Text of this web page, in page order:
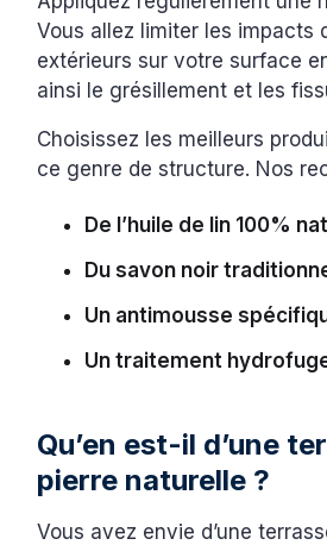
Vous allez limiter les impacts
extérieurs sur votre surface
ainsi le grésillement et les
Choisissez les meilleurs
ce genre de structure. Nos
De l’huile de lin 100%
Du savon noir
Un antimousse
Un traitement
Qu’en est-il d’une
pierre naturelle ?
Vous avez envie d’une